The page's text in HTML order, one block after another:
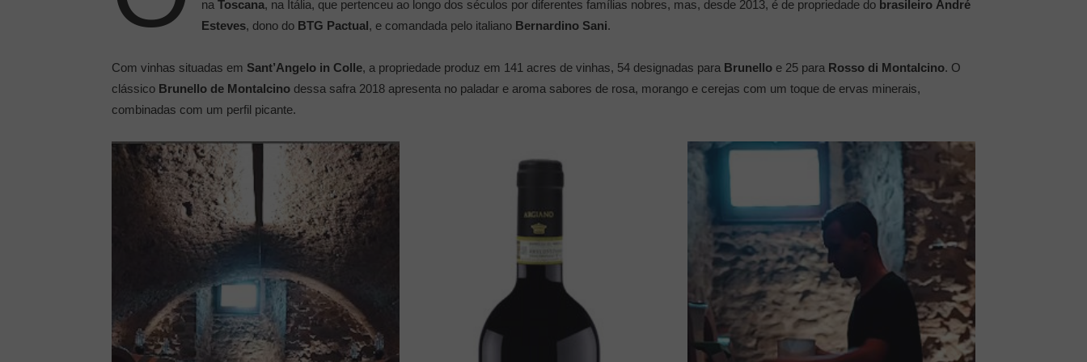
na Toscana, na Itália, que pertenceu ao longo dos séculos por diferentes famílias nobres, mas, desde 2013, é de propriedade do brasileiro André
Esteves, dono do BTG Pactual, e comandada pelo italiano Bernardino Sani.
Com vinhas situadas em Sant’Angelo in Colle, a propriedade produz em 141 acres de vinhas, 54 designadas para Brunello e 25 para Rosso di Montalcino. O
clássico Brunello de Montalcino dessa safra 2018 apresenta no paladar e aroma sabores de rosa, morango e cerejas com um toque de ervas minerais,
combinadas com um perfil picante.